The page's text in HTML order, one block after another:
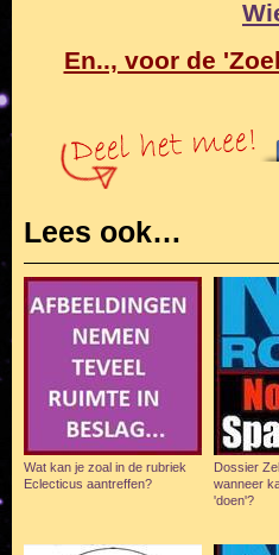
En.., voor de
Lees ook…
Wat kan je zoal in de rubriek
Eclecticus aantreffen?
Dossier
wanneer
'doen'?